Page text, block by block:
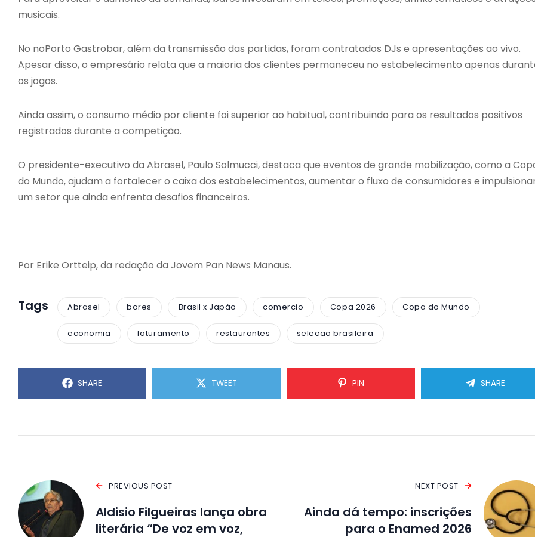
musicais.
No noPorto Gastrobar, além da transmissão das partidas, foram contratados DJs e apresentações ao vivo.
Apesar disso, o empresário relata que a maioria dos clientes permaneceu no estabelecimento apenas
os jogos.
Ainda assim, o consumo médio por cliente foi superior ao habitual, contribuindo para os resultados positivos
registrados durante a competição.
O presidente-executivo da Abrasel, Paulo Solmucci, destaca que eventos de grande mobilização, como a
do Mundo, ajudam a fortalecer o caixa dos estabelecimentos, aumentar o fluxo de consumidores e
um setor que ainda enfrenta desafios financeiros.
Por Erike Ortteip, da redação da Jovem Pan News Manaus.
Tags Abrasel bares Brasil x Japão comercio Copa 2026 Copa do Mundo
economia faturamento restaurantes selecao brasileira
SHARE TWEET PIN SHARE
PREVIOUS POST
Aldisio Filgueiras lança obra
literária “De voz em voz,
NEXT POST
Ainda dá tempo: inscrições
para o Enamed 2026